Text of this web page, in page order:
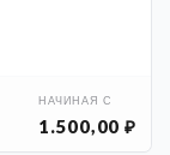
НАЧИНАЯ С
1.500,00 ₽